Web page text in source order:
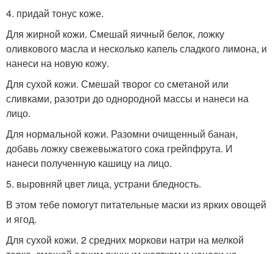
4. придай тонус коже.
Для жирной кожи. Смешай яичный белок, ложку
оливкового масла и несколько капель сладкого лимона, и
нанеси на новую кожу.
Для сухой кожи. Смешай творог со сметаной или
сливками, разотри до однородной массы и нанеси на
лицо.
Для нормальной кожи. Разомни очищенный банан,
добавь ложку свежевыжатого сока грейпфрута. И
нанеси полученную кашицу на лицо.
5. выровняй цвет лица, устрани бледность.
В этом тебе помогут питательные маски из ярких овощей
и ягод.
Для сухой кожи. 2 средних моркови натри на мелкой